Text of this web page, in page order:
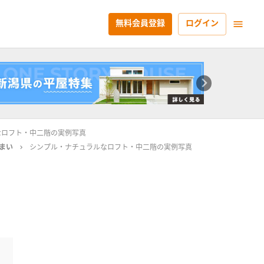
無料会員登録 ログイン
フト・中二階の実例写真
い シンプル・ナチュラルなロフト・中二階の実例写真